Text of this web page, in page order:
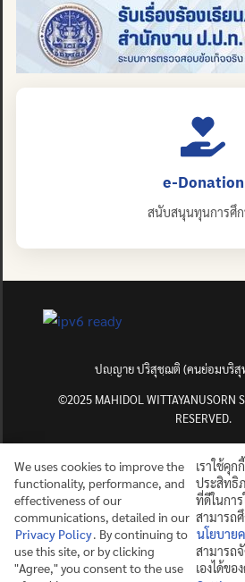
e-Donation
สนับสนุนทุนการศึ
ปญฺญาย ปริสุชฺฌติ (คนย่อมบริ
©2025 MAHIDOL WITTAYANUSORN
RESERVED.
We uses cookies to improve the
functionality, performance, and
effectiveness of our
communications, detailed in our
Privacy Policy. By continuing to
use this site, or by clicking
"Agree," you consent to the use
เราใช้คุ
ประสิทธิ
ที่ดีในกา
สามารถ
นโยบาย
สามารถ
เองได้ขอ